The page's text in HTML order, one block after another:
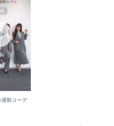
通勤コーデ